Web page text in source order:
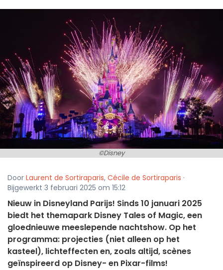
©Disney
Door Laurent de Sortiraparis, Cécile de Sortiraparis ·
Bijgewerkt 3 februari 2025 om 15:12
Nieuw in Disneyland Parijs! Sinds 10 januari 2025
biedt het themapark Disney Tales of Magic, een
gloednieuwe meeslepende nachtshow. Op het
programma: projecties (niet alleen op het
kasteel), lichteffecten en, zoals altijd, scènes
geïnspireerd op Disney- en Pixar-films!